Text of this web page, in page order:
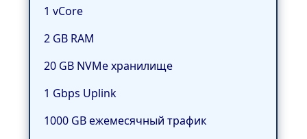
1 vCore
2 GB RAM
20 GB NVMe хранилище
1 Gbps Uplink
1000 GB ежемесячный трафик